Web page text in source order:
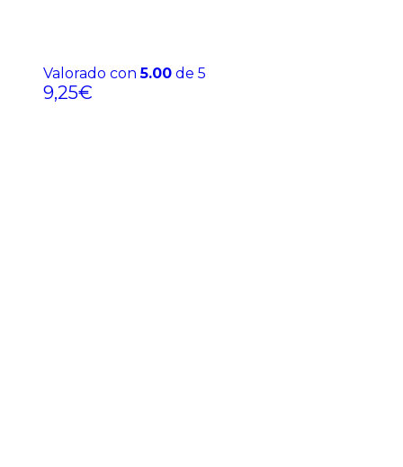
Valorado con5.00 de 5
9,25€